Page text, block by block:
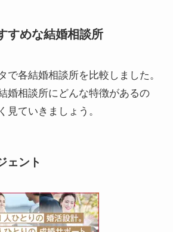
すめな結婚相談所
で各結婚相談所を比較しました。
婚相談所にどんな特徴があるの
見ていきましょう。
ェント